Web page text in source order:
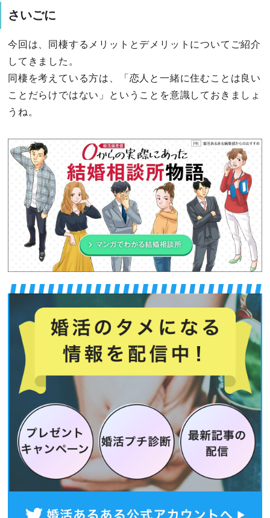
さいごに
今回は、同棲するメリットとデメリットについてご紹介
してきました。
同棲を考えている方は、「恋人と一緒に住むことは良い
ことだらけではない」ということを意識しておきましょ
うね。